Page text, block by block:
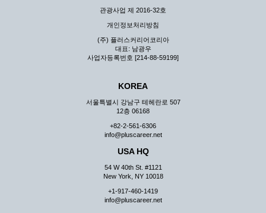
관광사업 제 2016-32호
개인정보처리방침
(주) 플러스커리어코리아
대표: 남광우
사업자등록번호 [214-88-59199]
KOREA
서울특별시 강남구 테헤란로 507
12층 06168
+82-2-561-6306
info@pluscareer.net
USA HQ
54 W 40th St. #1121
New York, NY 10018
+1-917-460-1419
info@pluscareer.net